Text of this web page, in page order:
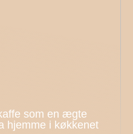
som en ægte
hjemme i køkkenet